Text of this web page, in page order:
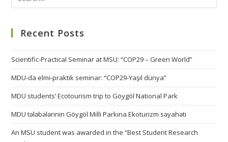
Recent Posts
Scientific-Practical Seminar at MSU: “COP29 – Green World”
MDU-da elmi-praktik seminar: “COP29-Yaşıl dünya”
MDU students’ Ecotourism trip to Göygöl National Park
MDU tələbələrinin Göygöl Milli Parkına Ekoturizm səyahəti
An MSU student was awarded in the “Best Student Research